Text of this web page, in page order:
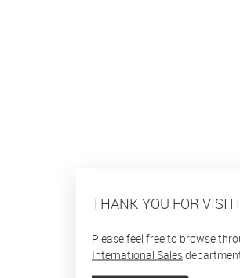
THANK YOU FOR
Please feel free to browse
International Sales